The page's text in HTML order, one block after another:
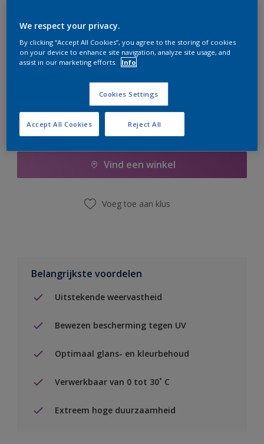
Op dit moment is het niet mogelijk dit product online
te bestellen. Houd de website in de gaten, we werken
er hard aan om de voorraad aan te vullen.
Boodschappenlijst
Vind een winkel
Voeg toe aan klus
Belangrijkste voordelen
Uitstekende weervastheid
Bewezen bescherming tegen UV
Optimaal glans- en kleurbehoud
Verwerkbaar van 0 tot 30˚ C
Extreem hoge duurzaamheid
We respect your privacy.
By clicking “Accept All Cookies”, you agree to the storing of cookies
on your device to enhance site navigation, analyze site usage, and
assist in our marketing efforts.
Info
Cookies Settings
Reject All
Accept All Cookies